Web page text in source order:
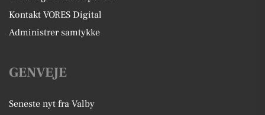
Kontakt VORES Digital
Administrer samtykke
GENVEJE
Seneste nyt fra Valby